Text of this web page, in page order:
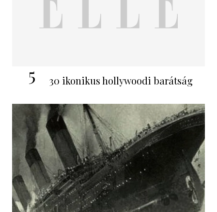
5 30 ikonikus hollywoodi barátság